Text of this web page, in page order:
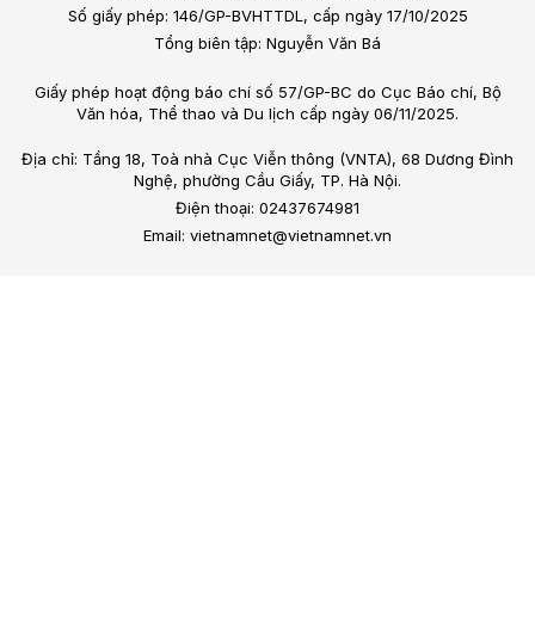
Số giấy phép: 146/GP-BVHTTDL, cấp ngày 17/10/2025
Tổng biên tập: Nguyễn Văn Bá
Giấy phép hoạt động báo chí số 57/GP-BC do Cục Báo chí, Bộ
Văn hóa, Thể thao và Du lịch cấp ngày 06/11/2025.
Địa chỉ: Tầng 18, Toà nhà Cục Viễn thông (VNTA), 68 Dương Đình
Nghệ, phường Cầu Giấy, TP. Hà Nội.
Điện thoại: 02437674981
Email: vietnamnet@vietnamnet.vn